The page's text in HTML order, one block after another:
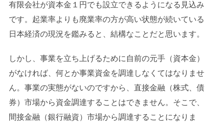
有限会社が資本金１円でも設立できるようになる見込み
です。起業率よりも廃業率の方が高い状態が続いている
日本経済の現況を鑑みると、結構なことだと思います。
しかし、事業を立ち上げるために自前の元手（資本金）
がなければ、何とか事業資金を調達しなくてはなりませ
ん。事業の実態がないのですから、直接金融（株式、債
券）市場から資金調達することはできません。そこで、
間接金融（銀行融資）市場から調達することになりま